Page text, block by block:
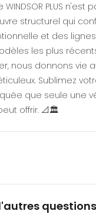
PLUS n'est
structurel qui
et des
les plus
nous donnons vie
Sublimez
que seule une
offrir. 📐🏛️